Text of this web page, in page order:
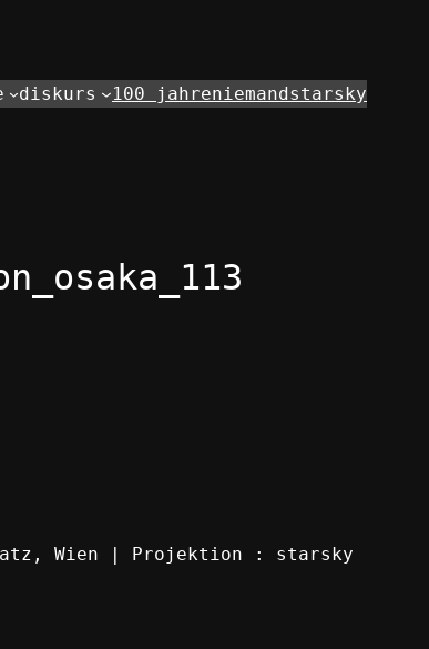
diskurs 100 jahreniemandstarsky
Wien | Projektion : starsky